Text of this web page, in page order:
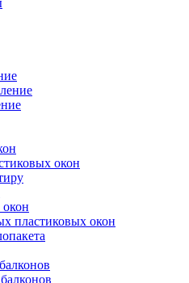
окон
окон
пластиковых окон